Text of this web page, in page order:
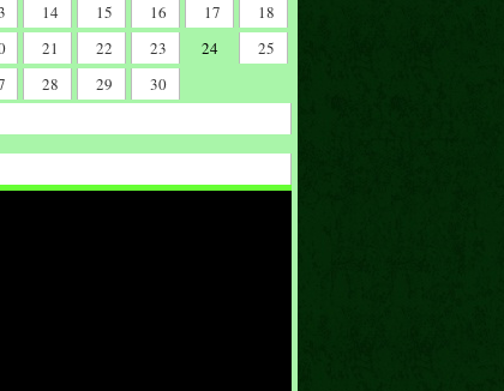
14 15 16 17
18
21 22 23 24
25
28 29
30